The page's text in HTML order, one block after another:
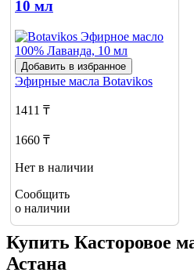
10 мл
Добавить в избранное
Эфирные масла Botavikos
1411 ₸
1660 ₸
Нет в наличии
Сообщить
о наличии
Купить Касторовое
Астана